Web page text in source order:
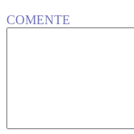
COMENTE